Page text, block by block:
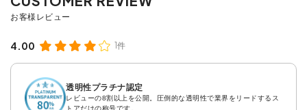
4.00 1件
透明性プラチナ認定
レビューの8割以上を公開。圧倒的な透明性で業界をリードするス
トアだけの称号です。